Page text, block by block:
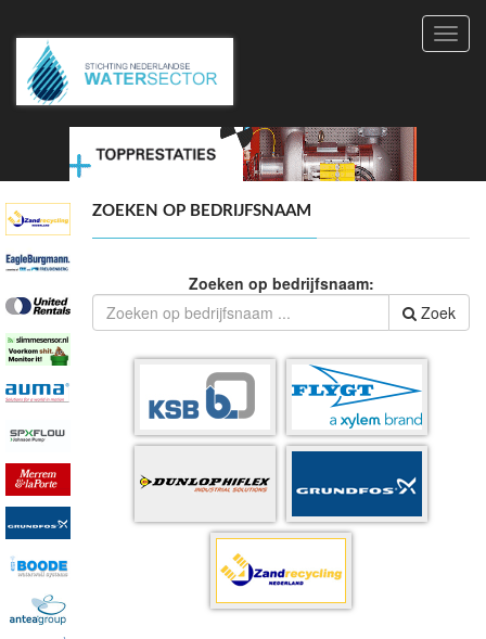
ZOEKEN OP BEDRIJFSNAAM
Zoeken op bedrijfsnaam:
Zoek